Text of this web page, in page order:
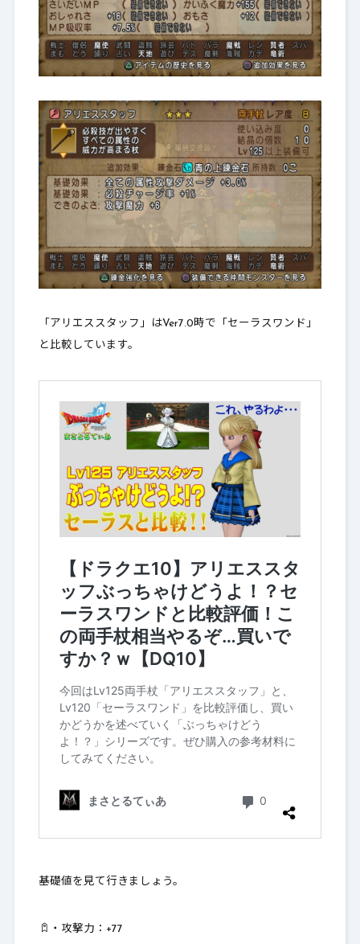
「アリエススタッフ」はVer7.0時で「セーラスワンド」
と比較しています。
基礎値を見て行きましょう。
・攻撃力： +77